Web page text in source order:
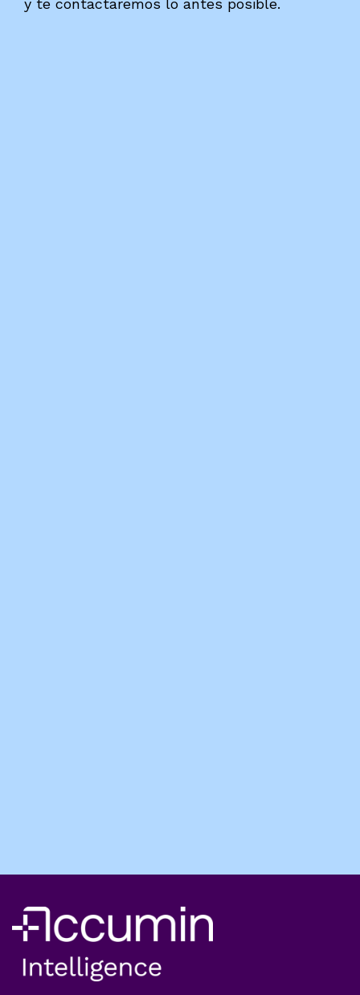
y te contactaremos lo antes posible.